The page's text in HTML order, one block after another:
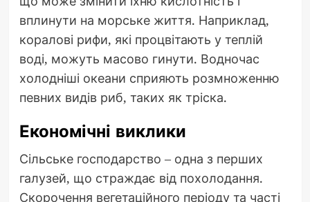
вплинути на морське життя. Наприклад,
коралові рифи, які процвітають у теплій
воді, можуть масово гинути. Водночас
холодніші океани сприяють розмноженню
певних видів риб, таких як тріска.
Економічні виклики
Сільське господарство – одна з перших
галузей, що страждає від похолодання.
Скорочення вегетаційного періоду та часті